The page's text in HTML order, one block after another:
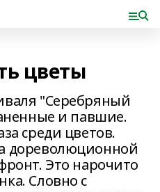
цветы
"Серебряный
и павшие.
среди цветов.
дореволюционной
Это нарочито
Словно с